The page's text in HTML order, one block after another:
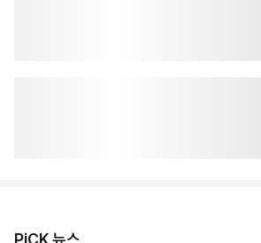
PiCK 뉴스